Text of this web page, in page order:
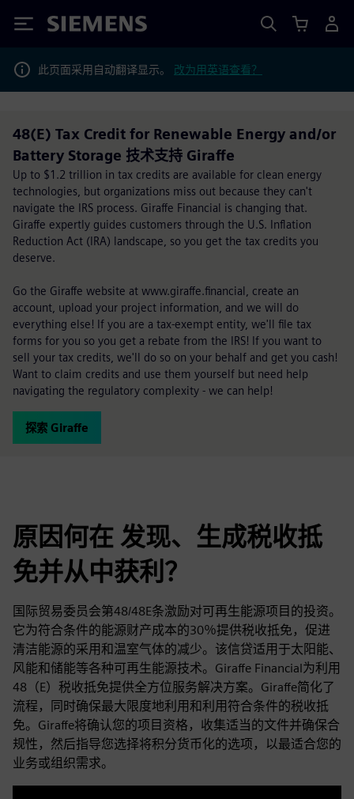
Siemens
此页面采用自动翻译显示。 改为用英语查看？
48(E) Tax Credit for Renewable Energy and/or
Battery Storage 技术支持 Giraffe
Up to $1.2 trillion in tax credits are available for clean energy
technologies, but organizations miss out because they can't
navigate the IRS process. Giraffe Financial is changing that.
Giraffe expertly guides customers through the U.S. Inflation
Reduction Act (IRA) landscape, so you get the tax credits you
deserve.
Go the Giraffe website at www.giraffe.financial, create an
account, upload your project information, and we will do
everything else! If you are a tax-exempt entity, we'll file tax
forms for you so you get a rebate from the IRS! If you want to
sell your tax credits, we'll do so on your behalf and get you cash!
Want to claim credits and use them yourself but need help
navigating the regulatory complexity - we can help!
探索 Giraffe
原因何在 发现、生成税收抵
免并从中获利？
国际贸易委员会第48/48E条激励对可再生能源项目的投资。
它为符合条件的能源财产成本的30％提供税收抵免，促进
清洁能源的采用和温室气体的减少。该信贷适用于太阳能、
风能和储能等各种可再生能源技术。Giraffe Financial为利用
48（E）税收抵免提供全方位服务解决方案。Giraffe简化了
流程，同时确保最大限度地利用和利用符合条件的税收抵
免。Giraffe将确认您的项目资格，收集适当的文件并确保合
规性，然后指导您选择将积分货币化的选项，以最适合您的
业务或组织需求。